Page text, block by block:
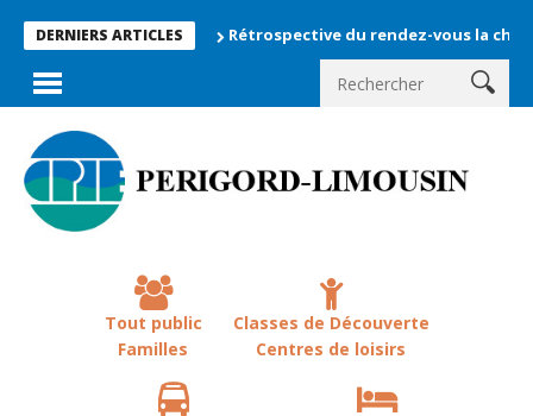
DERNIERS ARTICLESRétrospective du rendez-vous la chevêche
Tout public
Familles
Classes de Découverte
Centres de loisirs